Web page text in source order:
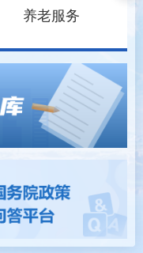
养老服务